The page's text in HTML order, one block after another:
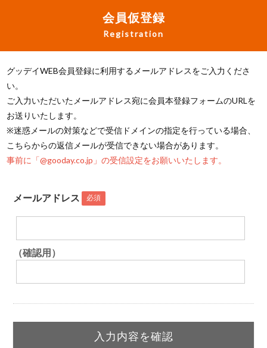
会員仮登録
Registration
グッデイWEB会員登録に利用するメールアドレスをご入力くださ
い。
ご入力いただいたメールアドレス宛に会員本登録フォームのURLを
お送りいたします。
※迷惑メールの対策などで受信ドメインの指定を行っている場合、
こちらからの返信メールが受信できない場合があります。
事前に「@gooday.co.jp」の受信設定をお願いいたします。
メールアドレス 必須
（確認用）